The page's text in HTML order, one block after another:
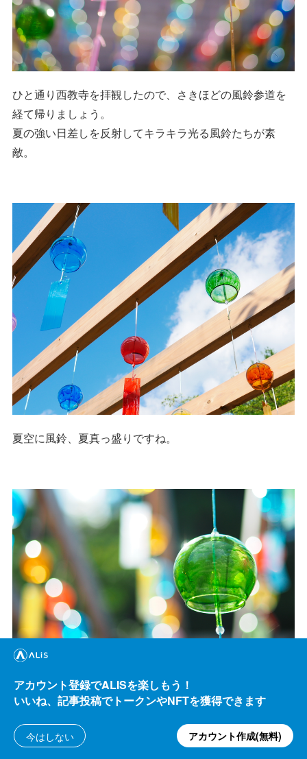
ひと通り西教寺を拝観したので、さきほどの風鈴参道を
経て帰りましょう。
夏の強い日差しを反射してキラキラ光る風鈴たちが素
敵。
夏空に風鈴、夏真っ盛りですね。
炎天下で風鈴の写真も結構撮っていたので、熱中症にな
りかかりました。
夏の屋外は熱中症に注意です。
アカウント登録でALISを楽しもう！
いいね、記事投稿でトークンやNFTを獲得できます
今はしない アカウント作成(無料)